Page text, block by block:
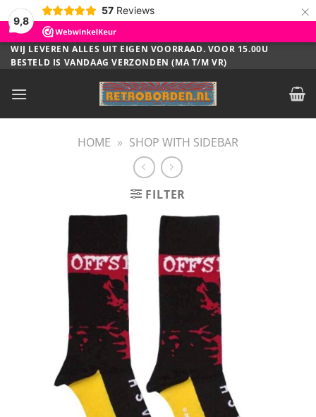
9,8
57 Reviews ×
Ga
naar
WIJ LEVEREN ALLES UIT EIGEN VOORRAAD. VOOR 15.00U
BESTELD IS VANDAAG VERZONDEN (MA T/M VR)
HOME » SHOP WITH SIDEBAR
FILTER